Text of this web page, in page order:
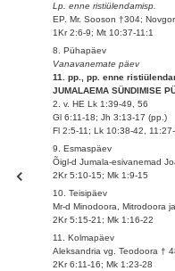
Lp. enne ristiülendamisp.
EP. Mr. Sooson †304;
1Kr 2:6-9; Mt 10:37-11:1
8. Pühapäev
Vanavanemate päev
11. pp., pp. enne
JUMALAEMA SÜNDIMISE
2. v. HE Lk 1:39-49, 56
Gl 6:11-18; Jh 3:13-17 (pp.)
Fl 2:5-11; Lk 10:38-42,
9. Esmaspäev
Õigl-d Jumala-esivanemad
2Kr 5:10-15; Mk 1:9-15
10. Teisipäev
Mr-d Minodoora, Mitrodoora
2Kr 5:15-21; Mk 1:16-22
11. Kolmapäev
Aleksandria vg. Teodoora †
2Kr 6:11-16; Mk 1:23-28